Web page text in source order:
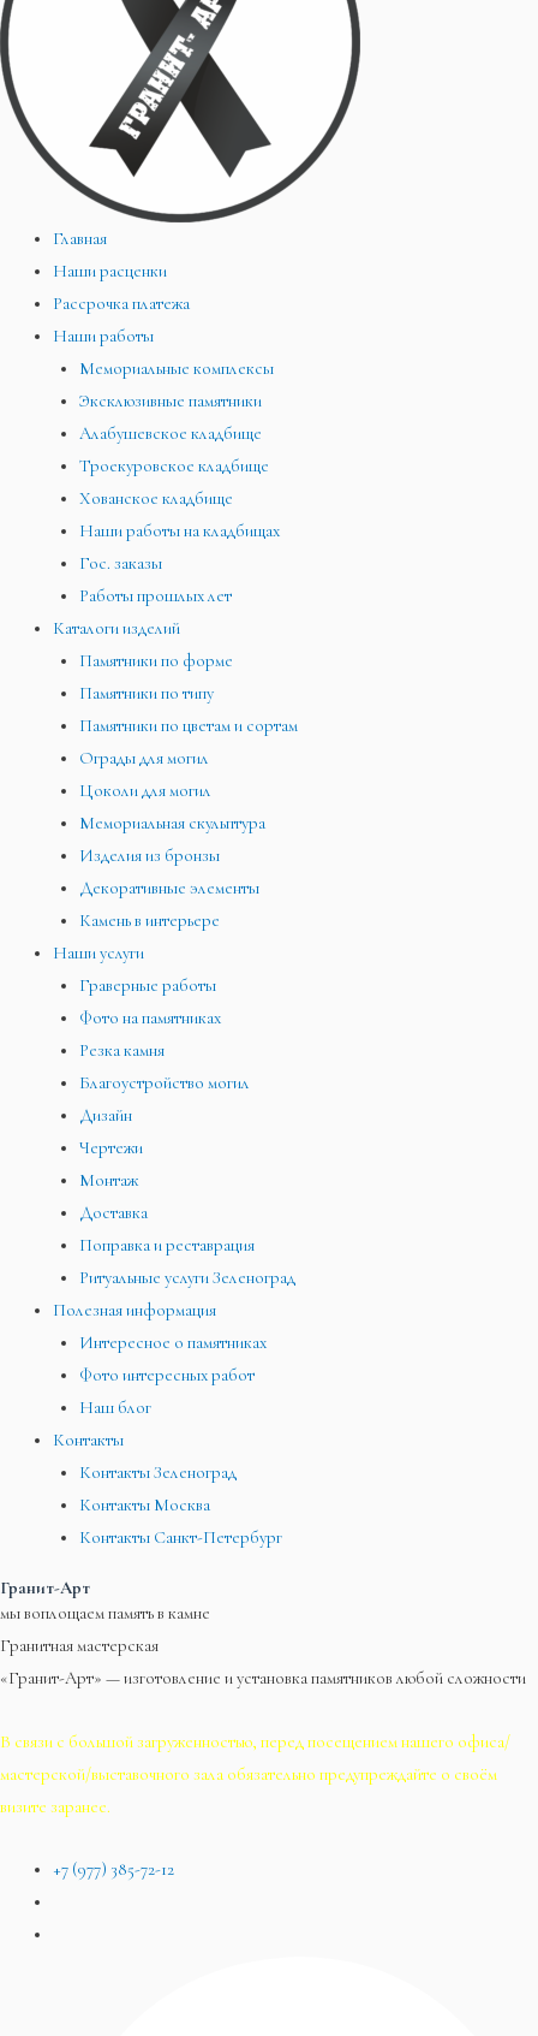
Главная
Наши расценки
Рассрочка платежа
Наши работы
Мемориальные комплексы
Эксклюзивные памятники
Алабушевское кладбище
Троекуровское кладбище
Хованское кладбище
Наши работы на кладбищах
Гос. заказы
Работы прошлых лет
Каталоги изделий
Памятники по форме
Памятники по типу
Памятники по цветам и сортам
Ограды для могил
Цоколи для могил
Мемориальная скульптура
Изделия из бронзы
Декоративные элементы
Камень в интерьере
Наши услуги
Граверные работы
Фото на памятниках
Резка камня
Благоустройство могил
Дизайн
Чертежи
Монтаж
Доставка
Поправка и реставрация
Ритуальные услуги Зеленоград
Полезная информация
Интересное о памятниках
Фото интересных работ
Наш блог
Контакты
Контакты Зеленоград
Контакты Москва
Контакты Санкт-Петербург
Гранит-Арт
мы воплощаем память в камне
Гранитная мастерская
«Гранит-Арт» — изготовление и установка памятников любой сложности
В связи с большой загруженностью, перед посещением нашего офиса/
мастерской/выставочного зала обязательно предупреждайте о своём
визите заранее.
+7 (977) 385-72-12